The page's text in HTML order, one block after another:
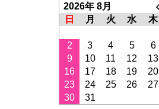
2026年 8月
日
月 火 水 木
2
3 4 5 6
9
10 11 12 13
16
17 18 19 20
23
24 25 26 27
30
31